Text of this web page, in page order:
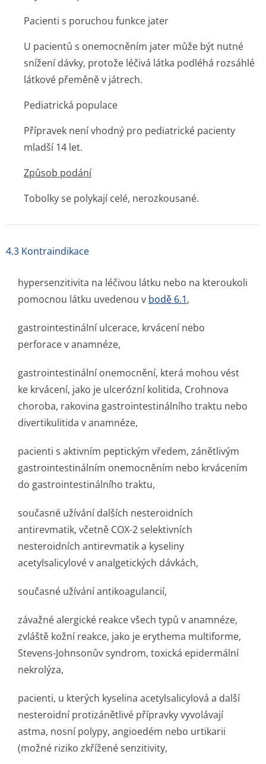
Pacienti s poruchou funkce jater
U pacientů s onemocněním jater může být nutné
snížení dávky, protože léčivá látka podléhá rozsáhlé
látkové přeměně v játrech.
Pediatrická populace
Přípravek není vhodný pro pediatrické pacienty
mladší 14 let.
Způsob podání
Tobolky se polykají celé, nerozkousané.
4.3 Kontraindikace
hypersenzitivita na léčivou látku nebo na kteroukoli
pomocnou látku uvedenou v bodě 6.1,
gastrointestinální ulcerace, krvácení nebo
perforace v anamnéze,
gastrointestinální onemocnění, která mohou vést
ke krvácení, jako je ulcerózní kolitida, Crohnova
choroba, rakovina gastrointesti­nálního traktu nebo
divertikulitida v anamnéze,
pacienti s aktivním peptickým vředem, zánětlivým
gastrointestinálním onemocněním nebo krvácením
do gastrointesti­nálního traktu,
současné užívání dalších nesteroidních
antirevmatik, včetně COX-2 selektivních
nesteroidních antirevmatik a kyseliny
acetylsalicylové v analgetických dávkách,
současné užívání antikoagulancií,
závažné alergické reakce všech typů v anamnéze,
zvláště kožní reakce, jako je erythema multiforme,
Stevens-Johnsonův syndrom, toxická epidermální
nekrolýza,
pacienti, u kterých kyselina acetylsalicylová a další
nesteroidní protizánětlivé přípravky vyvolávají
astma, nosní polypy, angioedém nebo urtikarii
(možné riziko zkřížené senzitivity,